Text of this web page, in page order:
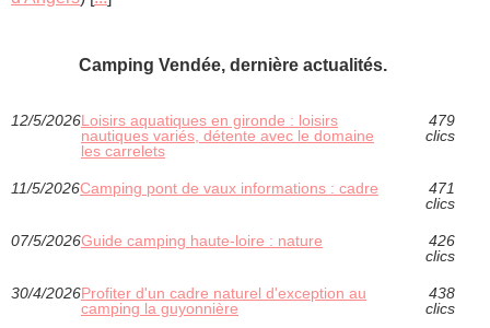
Camping Vendée, dernière actualités.
12/5/2026Loisirs aquatiques en gironde : loisirs
nautiques variés, détente avec le domaine
les carrelets
479
clics
11/5/2026Camping pont de vaux informations : cadre
471
clics
07/5/2026Guide camping haute-loire : nature
426
clics
30/4/2026Profiter d'un cadre naturel d'exception au
camping la guyonnière
438
clics